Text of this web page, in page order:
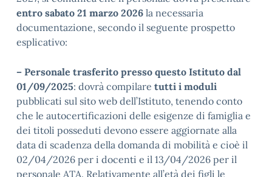
entro sabato 21 marzo 2026 la necessaria
documentazione, secondo il seguente prospetto
esplicativo:
– Personale trasferito presso questo Istituto dal
01/09/2025: dovrà compilare tutti i moduli
pubblicati sul sito web dell’Istituto, tenendo conto
che le autocertificazioni delle esigenze di famiglia e
dei titoli posseduti devono essere aggiornate alla
data di scadenza della domanda di mobilità e cioè il
02/04/2026 per i docenti e il 13/04/2026 per il
personale ATA. Relativamente all’età dei figli le